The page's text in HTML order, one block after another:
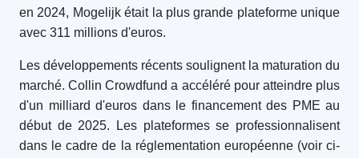
en 2024, Mogelijk était la plus grande plateforme unique
avec 311 millions d'euros.
Les développements récents soulignent la maturation du
marché. Collin Crowdfund a accéléré pour atteindre plus
d'un milliard d'euros dans le financement des PME au
début de 2025. Les plateformes se professionnalisent
dans le cadre de la réglementation européenne (voir ci-